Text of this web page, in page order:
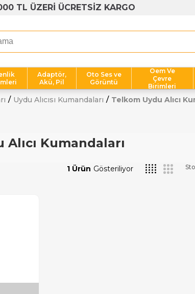
TL ÜZERİ ÜCRETSİZ KARGO
Adaptör,
Akü, Pil
Oto Ses ve
Görüntü
Oem Ve
Çevre
Birimleri
Uydu Alıcısı Kumandaları Telkom Uydu Alıcı
Kumandaları
1 Ürün